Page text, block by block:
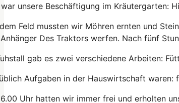
unsere Beschäftigung im Kräutergarten:
Feld mussten wir Möhren ernten und
Des Traktors werfen. Nach fünf
gab es zwei verschiedene Arbeiten:
Aufgaben in der Hauswirtschaft waren:
Uhr hatten wir immer frei und erholten